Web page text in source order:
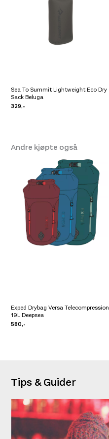
Sea To Summit Lightweight Eco Dry
Sack Beluga
329,-
Andre kjøpte også
Exped Drybag Versa Telecompression
19L Deepsea
580,-
Tips & Guider